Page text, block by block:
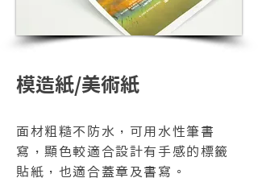
模造紙/美術紙
面材粗糙不防水，可用水性筆書
寫，顯色較適合設計有手感的標籤
貼紙，也適合蓋章及書寫。